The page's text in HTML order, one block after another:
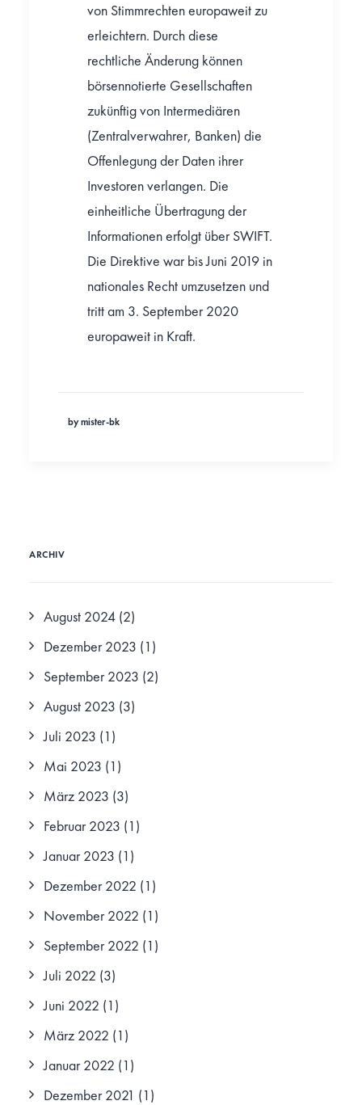
von Stimmrechten europaweit zu
erleichtern. Durch diese
rechtliche Änderung können
börsennotierte Gesellschaften
zukünftig von Intermediären
(Zentralverwahrer, Banken) die
Offenlegung der Daten ihrer
Investoren verlangen. Die
einheitliche Übertragung der
Informationen erfolgt über SWIFT.
Die Direktive war bis Juni 2019 in
nationales Recht umzusetzen und
tritt am 3. September 2020
europaweit in Kraft.
by mister-bk
ARCHIV
August 2024 (2)
Dezember 2023 (1)
September 2023 (2)
August 2023 (3)
Juli 2023 (1)
Mai 2023 (1)
März 2023 (3)
Februar 2023 (1)
Januar 2023 (1)
Dezember 2022 (1)
November 2022 (1)
September 2022 (1)
Juli 2022 (3)
Juni 2022 (1)
März 2022 (1)
Januar 2022 (1)
Dezember 2021 (1)